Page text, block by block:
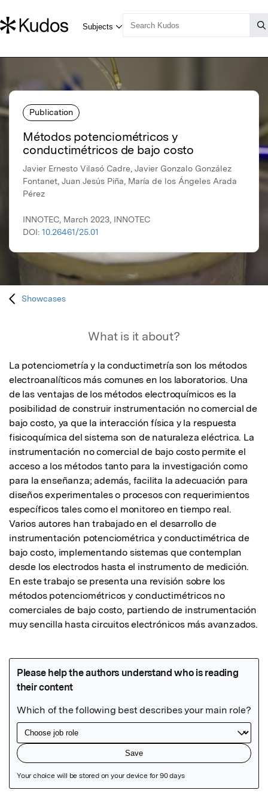
Publication
Métodos potenciométricos y
conductimétricos de bajo costo
Javier Ernesto Vilasó Cadre, Javier Gonzalo González
Fontanet, Juan Jesús Piña, María de los Ángeles Arada
Pérez
INNOTEC, March 2023, INNOTEC
DOI: 10.26461/25.01
Showcases
What is it about?
La potenciometría y la conductimetría son los métodos
electroanalíticos más comunes en los laboratorios. Una
de las ventajas de los métodos electroquímicos es la
posibilidad de construir instrumentación no comercial de
bajo costo, ya que la interacción física y la respuesta
fisicoquímica del sistema son de naturaleza eléctrica. La
instrumentación no comercial de bajo costo permite el
acceso a los métodos tanto para la investigación como
para la enseñanza; además, facilita la adecuación para
diseños experimentales o procesos con requerimientos
específicos tales como el monitoreo en tiempo real.
Varios autores han trabajado en el desarrollo de
instrumentación potenciométrica y conductimétrica de
bajo costo, implementando sistemas que contemplan
desde los electrodos hasta el instrumento de medición.
En este trabajo se presenta una revisión sobre los
métodos potenciométricos y conductimétricos no
comerciales de bajo costo, partiendo de instrumentación
muy sencilla hasta circuitos electrónicos más avanzados.